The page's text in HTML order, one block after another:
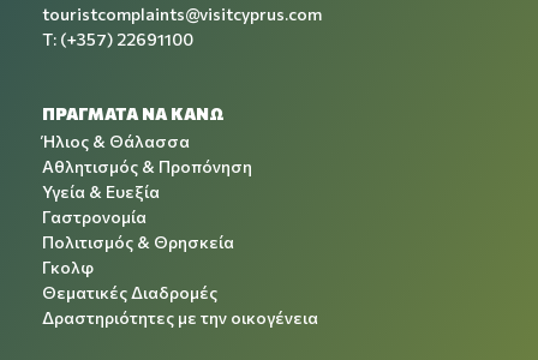
touristcomplaints@visitcyprus.com
T: (+357) 22691100
ΠΡΑΓΜΑΤΑ ΝΑ ΚΑΝΩ
Ήλιος & Θάλασσα
Αθλητισμός & Προπόνηση
Υγεία & Ευεξία
Γαστρονομία
Πολιτισμός & Θρησκεία
Γκολφ
Θεματικές Διαδρομές
Δραστηριότητες με την οικογένεια